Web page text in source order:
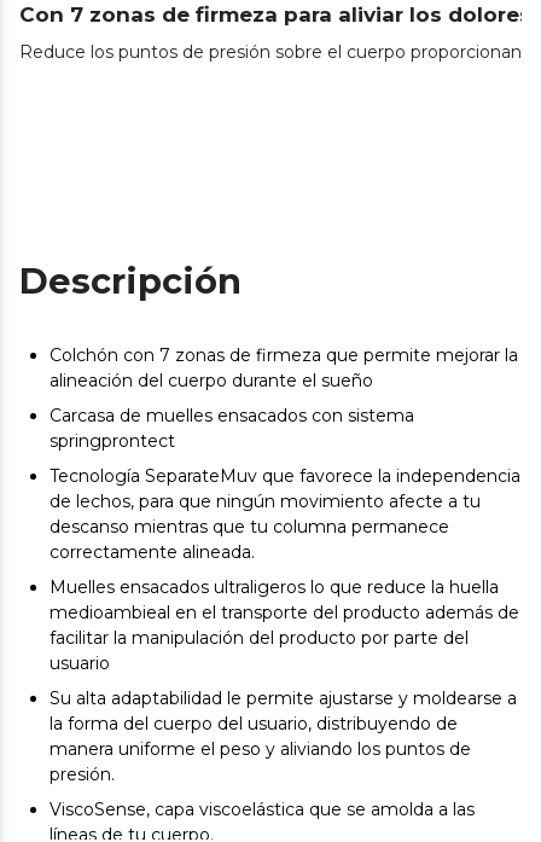
Con 7 zonas de firmeza para aliviar los dolores
Reduce los puntos de presión sobre el cuerpo
Descripción
Colchón con 7 zonas de firmeza que permite mejorar la
alineación del cuerpo durante el sueño
Carcasa de muelles ensacados con sistema
springprontect
Tecnología SeparateMuv que favorece la independencia
de lechos, para que ningún movimiento afecte a tu
descanso mientras que tu columna permanece
correctamente alineada.
Muelles ensacados ultraligeros lo que reduce la huella
medioambieal en el transporte del producto además de
facilitar la manipulación del producto por parte del
usuario
Su alta adaptabilidad le permite ajustarse y moldearse a
la forma del cuerpo del usuario, distribuyendo de
manera uniforme el peso y aliviando los puntos de
presión.
ViscoSense, capa viscoelástica que se amolda a las
líneas de tu cuerpo.